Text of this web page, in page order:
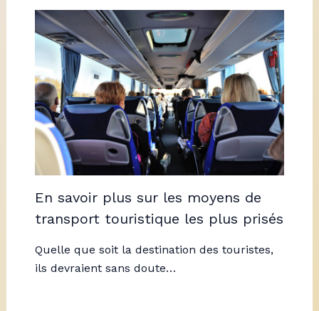
En savoir plus sur les moyens de
transport touristique les plus prisés
Quelle que soit la destination des touristes,
ils devraient sans doute…